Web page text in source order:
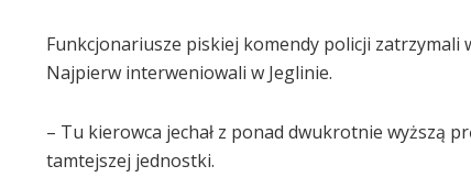
Funkcjonariusze piskiej komendy policji zatrzymali
Najpierw interweniowali w Jeglinie.
– Tu kierowca jechał z ponad dwukrotnie wyższą
tamtejszej jednostki.